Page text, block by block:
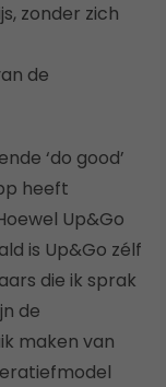
zonder zich
de
‘do good’
heeft
Up&Go
is Up&Go zélf
die ik sprak
de
maken van